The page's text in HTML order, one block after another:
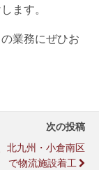
ます。
業務にぜひお
次の投稿
北九州・小倉南区
で物流施設着工